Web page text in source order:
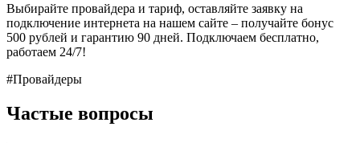
Выбирайте провайдера и тариф, оставляйте заявку на
подключение интернета на нашем сайте – получайте бонус
500 рублей и гарантию 90 дней. Подключаем бесплатно,
работаем 24/7!
#Провайдеры
Частые вопросы